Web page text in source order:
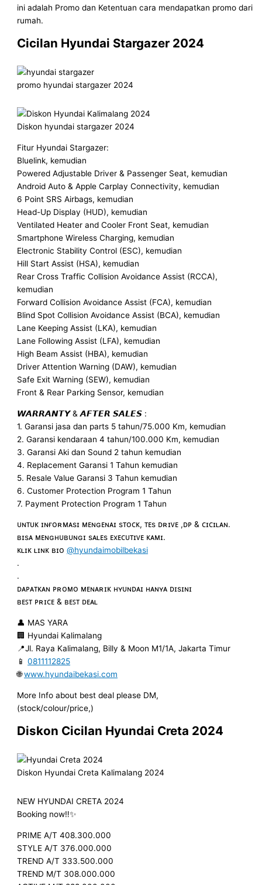
ini adalah Promo dan Ketentuan cara mendapatkan promo dari
rumah.
Cicilan Hyundai Stargazer 2024
promo hyundai stargazer 2024
Diskon hyundai stargazer 2024
Fitur Hyundai Stargazer:
Bluelink, kemudian
Powered Adjustable Driver & Passenger Seat, kemudian
Android Auto & Apple Carplay Connectivity, kemudian
6 Point SRS Airbags, kemudian
Head-Up Display (HUD), kemudian
Ventilated Heater and Cooler Front Seat, kemudian
Smartphone Wireless Charging, kemudian
Electronic Stability Control (ESC), kemudian
Hill Start Assist (HSA), kemudian
Rear Cross Traffic Collision Avoidance Assist (RCCA),
kemudian
Forward Collision Avoidance Assist (FCA), kemudian
Blind Spot Collision Avoidance Assist (BCA), kemudian
Lane Keeping Assist (LKA), kemudian
Lane Following Assist (LFA), kemudian
High Beam Assist (HBA), kemudian
Driver Attention Warning (DAW), kemudian
Safe Exit Warning (SEW), kemudian
Front & Rear Parking Sensor, kemudian
𝙒𝘼𝙍𝙍𝘼𝙉𝙏𝙔 & 𝘼𝙁𝙏𝙀𝙍 𝙎𝘼𝙇𝙀𝙎 :
1. Garansi jasa dan parts 5 tahun/75.000 Km, kemudian
2. Garansi kendaraan 4 tahun/100.000 Km, kemudian
3. Garansi Aki dan Sound 2 tahun kemudian
4. Replacement Garansi 1 Tahun kemudian
5. Resale Value Garansi 3 Tahun kemudian
6. Customer Protection Program 1 Tahun
7. Payment Protection Program 1 Tahun
ᴜɴᴛᴜᴋ ɪɴғᴏʀᴍᴀsɪ ᴍᴇɴɢᴇɴᴀɪ sᴛᴏᴄᴋ, ᴛᴇs ᴅʀɪᴠᴇ ,ᴅᴘ & ᴄɪᴄɪʟᴀɴ.
ʙɪsᴀ ᴍᴇɴɢʜᴜʙᴜɴɢɪ sᴀʟᴇs ᴇxᴇᴄᴜᴛɪᴠᴇ ᴋᴀᴍɪ.
ᴋʟɪᴋ ʟɪɴᴋ ʙɪᴏ@hyundaimobilbekasi
.
.
ᴅᴀᴘᴀᴛᴋᴀɴ ᴘʀᴏᴍᴏ ᴍᴇɴᴀʀɪᴋ ʜʏᴜɴᴅᴀɪ ʜᴀɴʏᴀ ᴅɪsɪɴɪ
ʙᴇꜱᴛ ᴘʀɪᴄᴇ & ʙᴇꜱᴛ ᴅᴇᴀʟ
👤 MAS YARA
🏢 Hyundai Kalimalang
📍Jl. Raya Kalimalang, Billy & Moon M1/1A, Jakarta Timur
📱0811112825
🌐www.hyundaibekasi.com
More Info about best deal please DM,
(stock/colour/price,)
Diskon Cicilan Hyundai Creta 2024
Diskon Hyundai Creta Kalimalang 2024
NEW HYUNDAI CRETA 2024
Booking now‼️✨
PRIME A/T 408.300.000
STYLE A/T 376.000.000
TREND A/T 333.500.000
TREND M/T 308.000.000